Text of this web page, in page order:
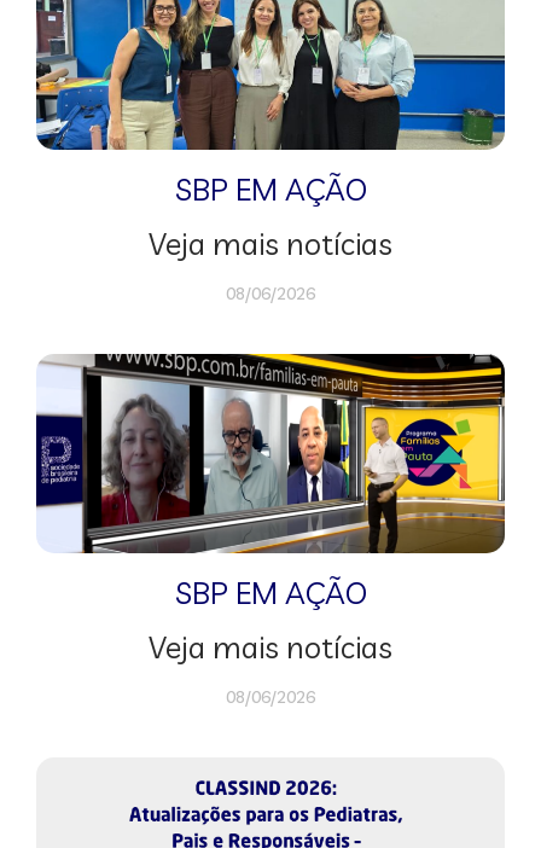
SBP EM AÇÃO
Veja mais notícias
08/06/2026
SBP EM AÇÃO
Veja mais notícias
08/06/2026